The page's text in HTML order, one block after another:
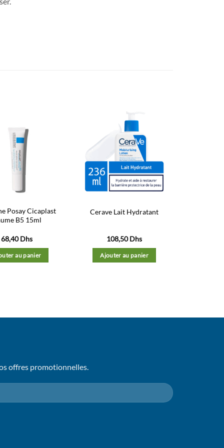
Posay Cicaplast
B5 15ml
68,40Dhs
au panier
d’envies
Cerave Lait Hydratant
108,50Dhs
Ajouter au panier
offres promotionnelles.